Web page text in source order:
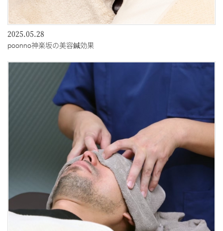
2025.05.28
poonno神楽坂の美容鍼効果